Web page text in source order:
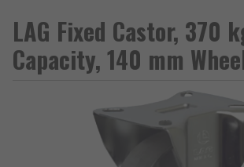
LAG Fixed Castor, 370
Capacity, 140 mm